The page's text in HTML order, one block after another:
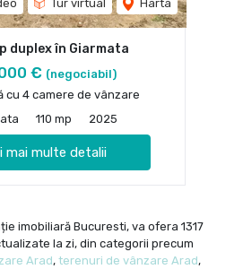
Tur virtual Harta
duplex în Giarmata
€ (negociabil)
cu 4 camere de vânzare
110 mp 2025
mai multe detalii
imobiliară Bucuresti, va ofera 1317
la zi, din categorii precum
Arad, terenuri de vânzare Arad,